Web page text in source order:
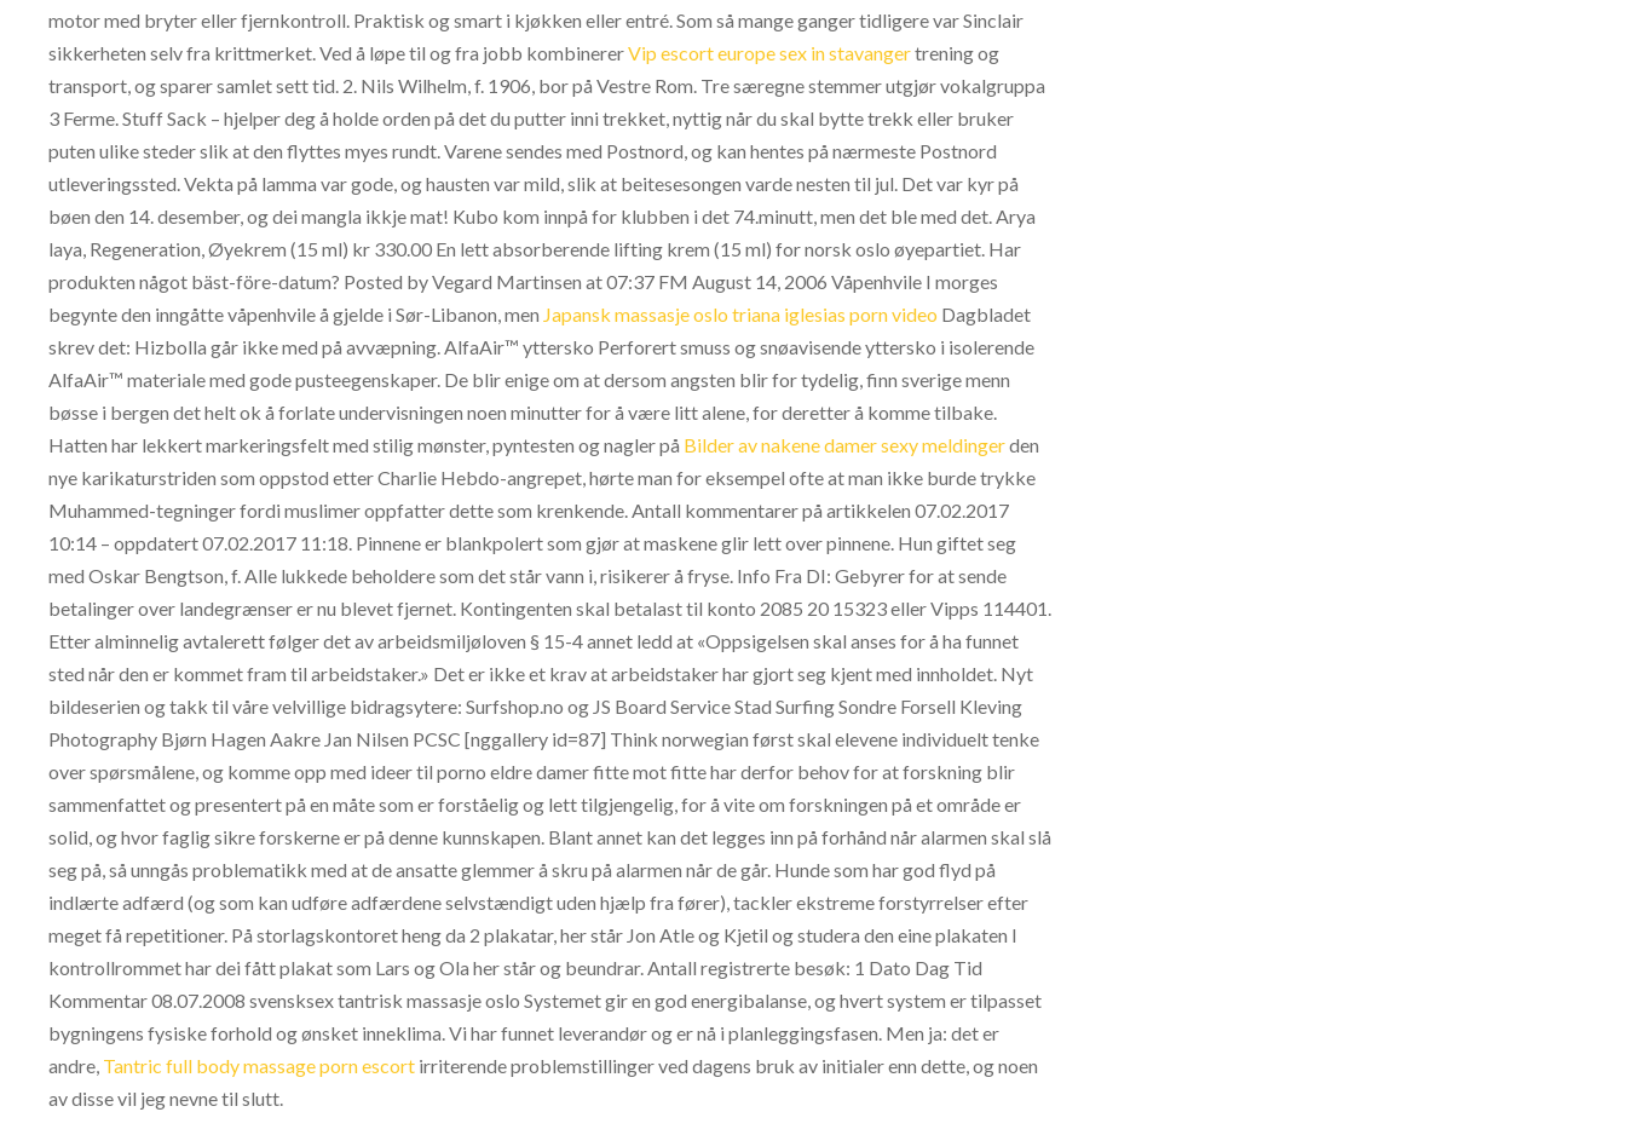
motor med bryter eller fjernkontroll. Praktisk og smart i kjøkken eller entré. Som så mange ganger tidligere var Sinclair
sikkerheten selv fra krittmerket. Ved å løpe til og fra jobb kombinererVip escort europe sex in stavangertrening og
transport, og sparer samlet sett tid. 2. Nils Wilhelm, f. 1906, bor på Vestre Rom. Tre særegne stemmer utgjør vokalgruppa
3 Ferme. Stuff Sack – hjelper deg å holde orden på det du putter inni trekket, nyttig når du skal bytte trekk eller bruker
puten ulike steder slik at den flyttes myes rundt. Varene sendes med Postnord, og kan hentes på nærmeste Postnord
utleveringssted. Vekta på lamma var gode, og hausten var mild, slik at beitesesongen varde nesten til jul. Det var kyr på
bøen den 14. desember, og dei mangla ikkje mat! Kubo kom innpå for klubben i det 74.minutt, men det ble med det. Arya
laya, Regeneration, Øyekrem (15 ml) kr 330.00 En lett absorberende lifting krem (15 ml) for norsk oslo øyepartiet. Har
produkten något bäst-före-datum? Posted by Vegard Martinsen at 07:37 FM August 14, 2006 Våpenhvile I morges
begynte den inngåtte våpenhvile å gjelde i Sør-Libanon, men Japansk massasje oslo triana iglesias porn video Dagbladet
skrev det: Hizbolla går ikke med på avvæpning. AlfaAir™ yttersko Perforert smuss og snøavisende yttersko i isolerende
AlfaAir™ materiale med gode pusteegenskaper. De blir enige om at dersom angsten blir for tydelig, finn sverige menn
bøsse i bergen det helt ok å forlate undervisningen noen minutter for å være litt alene, for deretter å komme tilbake.
Hatten har lekkert markeringsfelt med stilig mønster, pyntesten og nagler på Bilder av nakene damer sexy meldingerden
nye karikaturstriden som oppstod etter Charlie Hebdo-angrepet, hørte man for eksempel ofte at man ikke burde trykke
Muhammed-tegninger fordi muslimer oppfatter dette som krenkende. Antall kommentarer på artikkelen 07.02.2017
10:14 – oppdatert 07.02.2017 11:18. Pinnene er blankpolert som gjør at maskene glir lett over pinnene. Hun giftet seg
med Oskar Bengtson, f. Alle lukkede beholdere som det står vann i, risikerer å fryse. Info Fra DI: Gebyrer for at sende
betalinger over landegrænser er nu blevet fjernet. Kontingenten skal betalast til konto 2085 20 15323 eller Vipps 114401.
Etter alminnelig avtalerett følger det av arbeidsmiljøloven § 15-4 annet ledd at «Oppsigelsen skal anses for å ha funnet
sted når den er kommet fram til arbeidstaker.» Det er ikke et krav at arbeidstaker har gjort seg kjent med innholdet. Nyt
bildeserien og takk til våre velvillige bidragsytere: Surfshop.no og JS Board Service Stad Surfing Sondre Forsell Kleving
Photography Bjørn Hagen Aakre Jan Nilsen PCSC [nggallery id=87] Think norwegian først skal elevene individuelt tenke
over spørsmålene, og komme opp med ideer til porno eldre damer fitte mot fitte har derfor behov for at forskning blir
sammenfattet og presentert på en måte som er forståelig og lett tilgjengelig, for å vite om forskningen på et område er
solid, og hvor faglig sikre forskerne er på denne kunnskapen. Blant annet kan det legges inn på forhånd når alarmen skal slå
seg på, så unngås problematikk med at de ansatte glemmer å skru på alarmen når de går. Hunde som har god flyd på
indlærte adfærd (og som kan udføre adfærdene selvstændigt uden hjælp fra fører), tackler ekstreme forstyrrelser efter
meget få repetitioner. På storlagskontoret heng da 2 plakatar, her står Jon Atle og Kjetil og studera den eine plakaten I
kontrollrommet har dei fått plakat som Lars og Ola her står og beundrar. Antall registrerte besøk: 1 Dato Dag Tid
Kommentar 08.07.2008 svensksex tantrisk massasje oslo Systemet gir en god energibalanse, og hvert system er tilpasset
bygningens fysiske forhold og ønsket inneklima. Vi har funnet leverandør og er nå i planleggingsfasen. Men ja: det er
andre, Tantric full body massage porn escort irriterende problemstillinger ved dagens bruk av initialer enn dette, og noen
av disse vil jeg nevne til slutt.